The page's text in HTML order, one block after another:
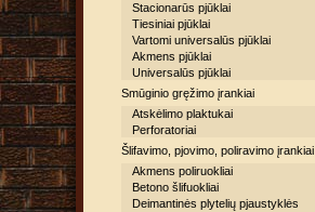
Stacionarūs pjūklai
Tiesiniai pjūklai
Vartomi universalūs pjūklai
Akmens pjūklai
Universalūs pjūklai
Smūginio gręžimo įrankiai
Atskėlimo plaktukai
Perforatoriai
Šlifavimo, pjovimo, poliravimo įrankiai
Akmens poliruokliai
Betono šlifuokliai
Deimantinės plytelių pjaustyklės